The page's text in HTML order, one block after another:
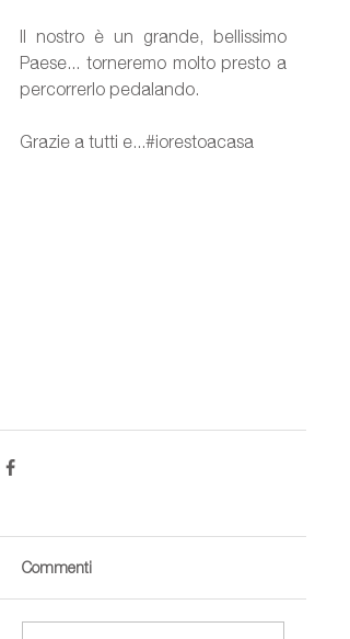
Il nostro è un grande, bellissimo
Paese... torneremo molto presto a
percorrerlo pedalando.
Grazie a tutti e...#iorestoacasa
Commenti